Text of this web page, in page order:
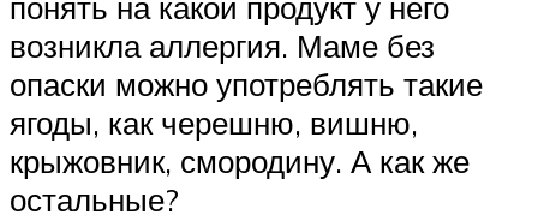
возникла аллергия. Маме без
опаски можно употреблять такие
ягоды, как черешню, вишню,
крыжовник, смородину. А как же
остальные?